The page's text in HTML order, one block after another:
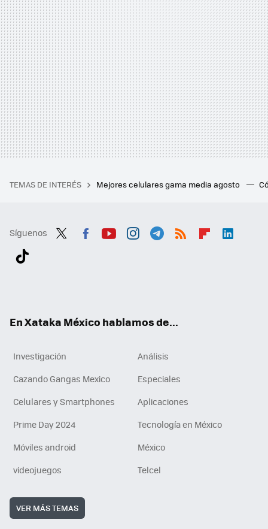
TEMAS DE INTERÉS Mejores celulares gama media agosto
Síguenos
En Xataka México hablamos de...
Investigación
Análisis
Cazando Gangas Mexico
Especiales
Celulares y Smartphones
Aplicaciones
Prime Day 2024
Tecnología en México
Móviles android
México
videojuegos
Telcel
VER MÁS TEMAS